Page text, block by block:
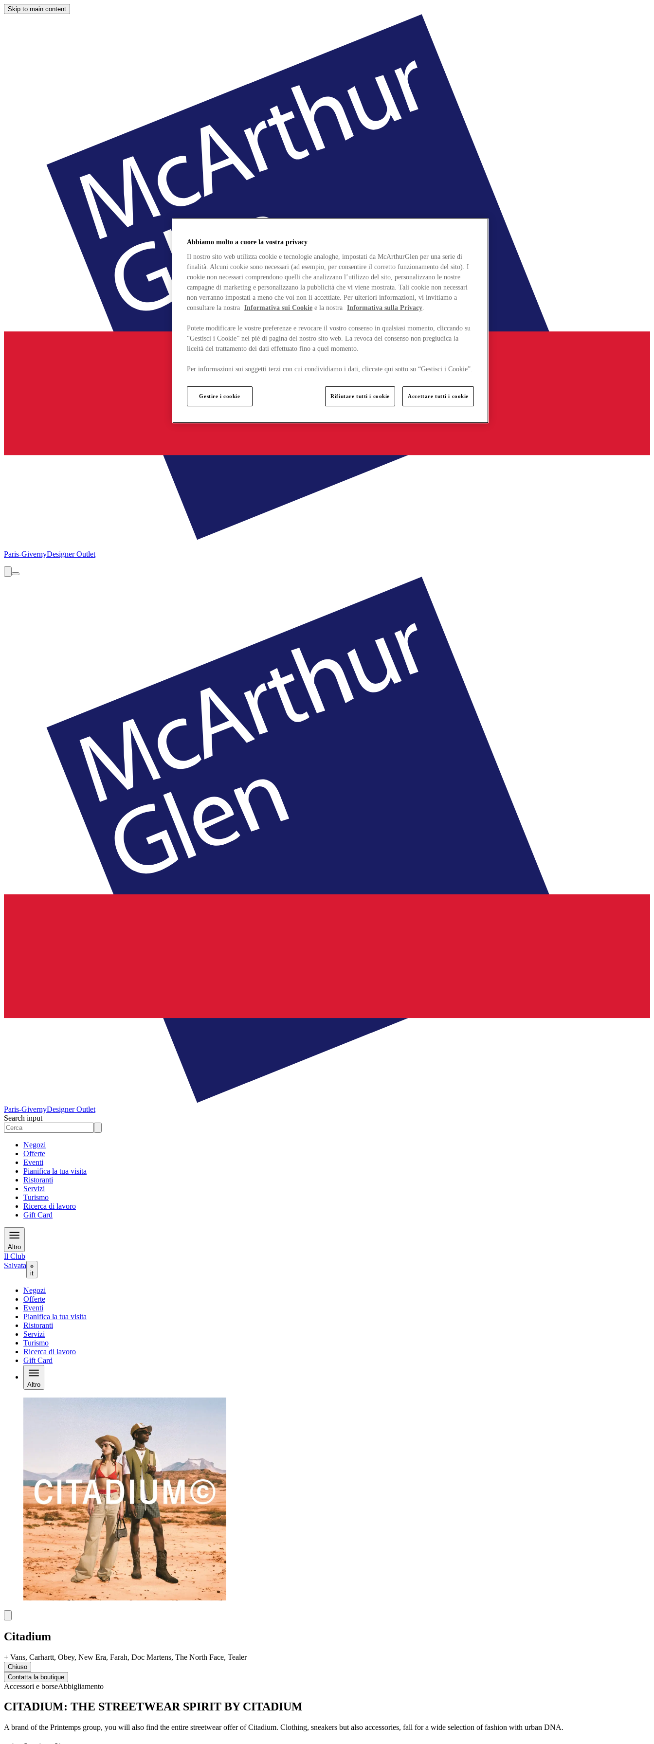
Skip to main content
Paris-GivernyDesigner Outlet
Paris-GivernyDesigner Outlet
Search input
Negozi
Offerte
Eventi
Pianifica la tua visita
Ristoranti
Servizi
Turismo
Ricerca di lavoro
Gift Card
Altro
Il Club
Salvata
it
Negozi
Offerte
Eventi
Pianifica la tua visita
Ristoranti
Servizi
Turismo
Ricerca di lavoro
Gift Card
Altro
Citadium
+ Vans, Carhartt, Obey, New Era, Farah, Doc Martens, The North Face, Tealer
Chiuso
Contatta la boutique
Accessori e borseAbbigliamento
CITADIUM: THE STREETWEAR SPIRIT BY CITADIUM
A brand of the Printemps group, you will also find the entire streetwear offer of Citadium. Clothing, sneakers but also accessories, fall for a wide selection of fashion with urban DNA.
Abbiamo molto a cuore la vostra privacy
Il nostro sito web utilizza cookie e tecnologie analoghe, impostati da McArthurGlen per una serie di
finalità. Alcuni cookie sono necessari (ad esempio, per consentire il corretto funzionamento del sito). I
cookie non necessari comprendono quelli che analizzano l’utilizzo del sito, personalizzano le nostre
campagne di marketing e personalizzano la pubblicità che vi viene mostrata. Tali cookie non necessari
non verranno impostati a meno che voi non li accettiate. Per ulteriori informazioni, vi invitiamo a
consultare la nostra Informativa sui Cookie e la nostra Informativa sulla Privacy.
Potete modificare le vostre preferenze e revocare il vostro consenso in qualsiasi momento, cliccando su
“Gestisci i Cookie” nel piè di pagina del nostro sito web. La revoca del consenso non pregiudica la
liceità del trattamento dei dati effettuato fino a quel momento.
Per informazioni sui soggetti terzi con cui condividiamo i dati, cliccate qui sotto su “Gestisci i Cookie”.
Gestire i cookie Rifiutare tutti i cookie Accettare tutti i cookie